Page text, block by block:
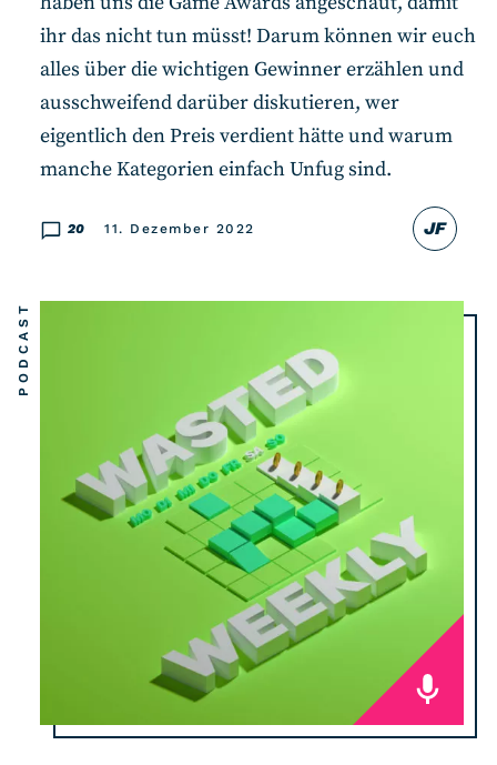
JF
20 11. Dezember 2022
ihr das nicht tun müsst! Darum können wir euch
alles über die wichtigen Gewinner erzählen und
ausschweifend darüber diskutieren, wer
eigentlich den Preis verdient hätte und warum
manche Kategorien einfach Unfug sind.
PODCAST